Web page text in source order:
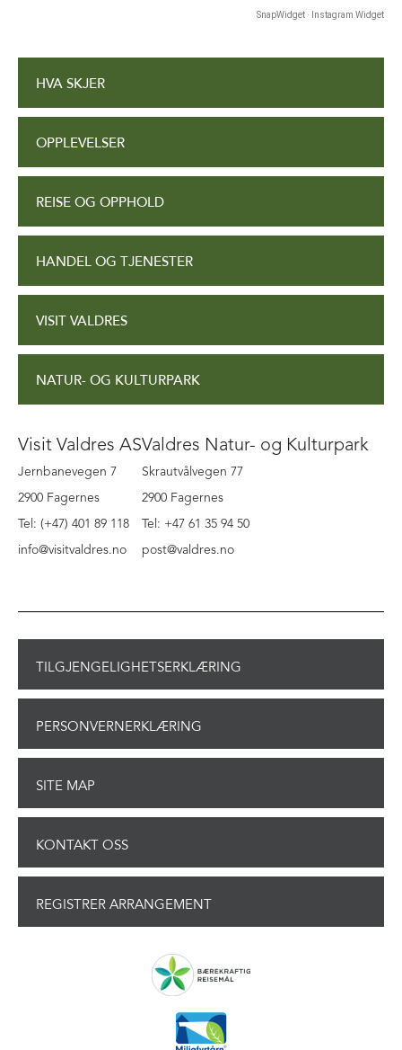
SnapWidget · Instagram Widget
HVA SKJER
OPPLEVELSER
REISE OG OPPHOLD
HANDEL OG TJENESTER
VISIT VALDRES
NATUR- OG KULTURPARK
Visit Valdres AS
Jernbanevegen 7
2900 Fagernes
Tel: (+47) 401 89 118
info@visitvaldres.no
Valdres Natur- og Kulturpark
Skrautvålvegen 77
2900 Fagernes
Tel: +47 61 35 94 50
post@valdres.no
TILGJENGELIGHETSERKLÆRING
PERSONVERNERKLÆRING
SITE MAP
KONTAKT OSS
REGISTRER ARRANGEMENT